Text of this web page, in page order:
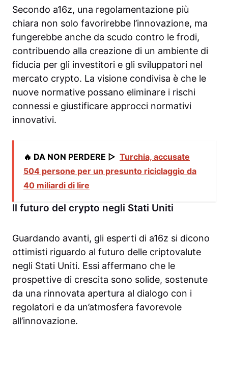
Secondo a16z, una regolamentazione più
chiara non solo favorirebbe l’innovazione, ma
fungerebbe anche da scudo contro le frodi,
contribuendo alla creazione di un ambiente di
fiducia per gli investitori e gli sviluppatori nel
mercato crypto. La visione condivisa è che le
nuove normative possano eliminare i rischi
connessi e giustificare approcci normativi
innovativi.
🔥 DA NON PERDERE ▷ Turchia, accusate
504 persone per un presunto riciclaggio da
40 miliardi di lire
Il futuro del crypto negli Stati Uniti
Guardando avanti, gli esperti di a16z si dicono
ottimisti riguardo al futuro delle criptovalute
negli Stati Uniti. Essi affermano che le
prospettive di crescita sono solide, sostenute
da una rinnovata apertura al dialogo con i
regolatori e da un’atmosfera favorevole
all’innovazione.